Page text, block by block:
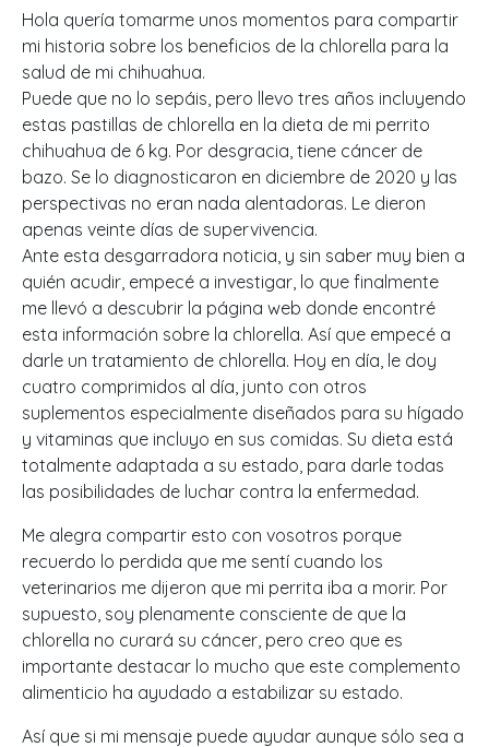
Hola quería tomarme unos momentos para compartir
mi historia sobre los beneficios de la chlorella para la
salud de mi chihuahua.
Puede que no lo sepáis, pero llevo tres años incluyendo
estas pastillas de chlorella en la dieta de mi perrito
chihuahua de 6 kg. Por desgracia, tiene cáncer de
bazo. Se lo diagnosticaron en diciembre de 2020 y las
perspectivas no eran nada alentadoras. Le dieron
apenas veinte días de supervivencia.
Ante esta desgarradora noticia, y sin saber muy bien a
quién acudir, empecé a investigar, lo que finalmente
me llevó a descubrir la página web donde encontré
esta información sobre la chlorella. Así que empecé a
darle un tratamiento de chlorella. Hoy en día, le doy
cuatro comprimidos al día, junto con otros
suplementos especialmente diseñados para su hígado
y vitaminas que incluyo en sus comidas. Su dieta está
totalmente adaptada a su estado, para darle todas
las posibilidades de luchar contra la enfermedad.
Me alegra compartir esto con vosotros porque
recuerdo lo perdida que me sentí cuando los
veterinarios me dijeron que mi perrita iba a morir. Por
supuesto, soy plenamente consciente de que la
chlorella no curará su cáncer, pero creo que es
importante destacar lo mucho que este complemento
alimenticio ha ayudado a estabilizar su estado.
Así que si mi mensaje puede ayudar aunque sólo sea a